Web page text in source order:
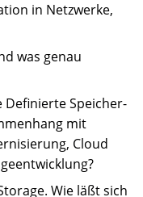
in Netzwerke,
was genau
Definierte Speicher-
mit
Cloud
Wie läßt sich